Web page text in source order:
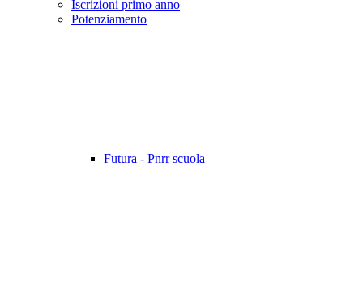
Iscrizioni primo anno
Potenziamento
Futura - Pnrr scuola